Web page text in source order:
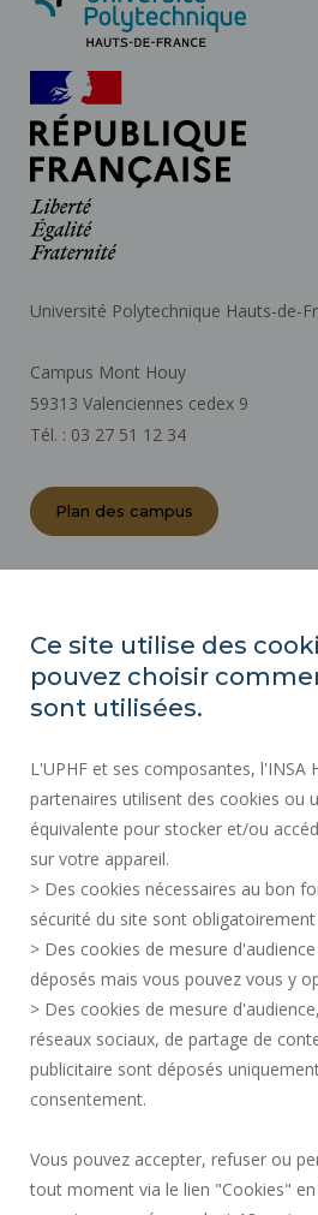
Université Polytechnique Hauts-de-
Campus Mont Houy
59313 Valenciennes cedex 9
Tél. : 03 27 51 12 34
Plan des campus
PLAN DU SITE
PLAN DES CAMPUS
MENTIONS LÉGALES
CONTACTS
SERVICES PUBLICS +
CRÉDITS
JE DONNE MON AVIS
ACCESSIBILITÉ : NON CONFORME
Une
notre
Ce site utilise des
pouvez choisir
sont utilisées.
L'UPHF et ses composantes, l'INSA
partenaires utilisent des cookies ou
équivalente pour stocker et/ou
sur votre appareil.
> Des cookies nécessaires au bon
sécurité du site sont obligatoirement
> Des cookies de mesure
déposés mais vous pouvez vous y
> Des cookies de mesure
réseaux sociaux, de partage de
publicitaire sont déposés
consentement.
Vous pouvez accepter, refuser ou
tout moment via le lien "Cookies"